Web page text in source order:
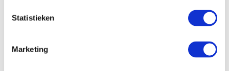
Statistieken
Marketing
Telefon